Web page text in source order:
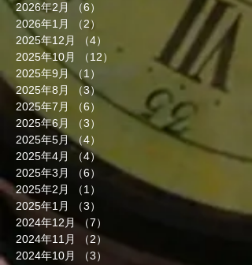
2026年2月
（6）
2026年1月
（2）
2025年12月
（4）
2025年10月
（12）
12件の記事
2025年9月 （1）
1件の記事
2025年8月
（3）3件の記事
2025年7月
（6）
6件の記事
2025年6月
（3）
3件の記事
2025年5月 （4）
2025年4月
（4）4件の記事
2025年3月
（6）
6件の記事
2025年2月
（1）
1件の記事
2025年1月
（3）
2024年12月
（7）
2024年11月
（2）2件の記事
2024年10月
（3）